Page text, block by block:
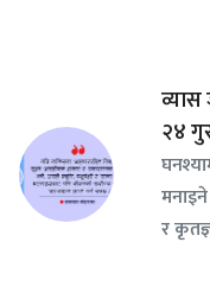
व्यास
२४
र